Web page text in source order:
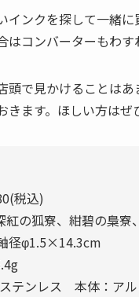
ンクを探して一緒に
コンバーターもわす
頭で見かけることはあ
ます。ほしい方はぜ
税込)
の狐寮、紺碧の梟寮
径φ1.5×14.3cm
テンレス 本体：アル